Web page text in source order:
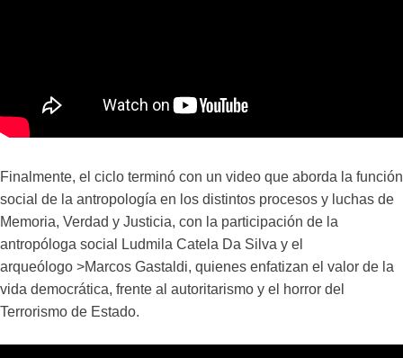
Finalmente, el ciclo terminó con un video que aborda la función
social de la antropología en los distintos procesos y luchas de
Memoria, Verdad y Justicia, con la participación de la
antropóloga social Ludmila Catela Da Silva y el
arqueólogo >Marcos Gastaldi, quienes enfatizan el valor de la
vida democrática, frente al autoritarismo y el horror del
Terrorismo de Estado.